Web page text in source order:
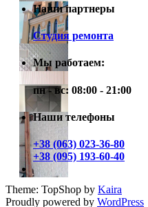
Наши партнеры
Студия ремонта
Мы работаем:
пн - вс: 08:00 - 21:00
Наши телефоны
+38 (063) 023-36-80
+38 (095) 193-60-40
Theme: TopShop by Kaira
Proudly powered by WordPress